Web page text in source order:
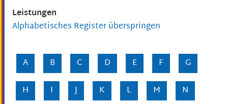
Leistungen
Alphabetisches Register überspringen
A B C D E F
G
H
I J K L M
N